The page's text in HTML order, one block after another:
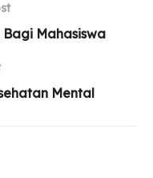
Mahasiswa
Mental